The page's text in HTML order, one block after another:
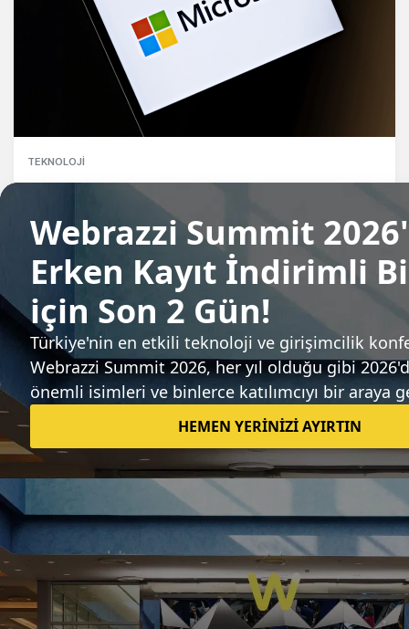
TEKNOLOJI
Microsoft, artık Windows Store'da
geliştiricilerden ücret almayacak
Sıradaki haber